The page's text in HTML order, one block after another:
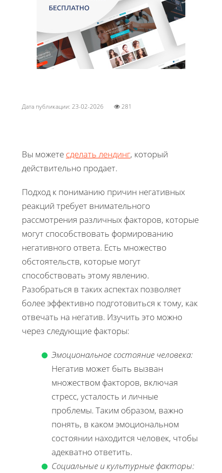
Дата публикации: 23-02-2026 281
Вы можете сделать лендинг, который
действительно продает.
Подход к пониманию причин негативных
реакций требует внимательного
рассмотрения различных факторов, которые
могут способствовать формированию
негативного ответа. Есть множество
обстоятельств, которые могут
способствовать этому явлению.
Разобраться в таких аспектах позволяет
более эффективно подготовиться к тому, как
отвечать на негатив. Изучить это можно
через следующие факторы:
Эмоциональное состояние человека:
Негатив может быть вызван
множеством факторов, включая
стресс, усталость и личные
проблемы. Таким образом, важно
понять, в каком эмоциональном
состоянии находится человек, чтобы
адекватно ответить.
Социальные и культурные факторы: